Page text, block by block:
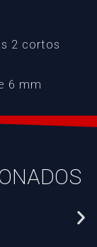
2 cortos
6 mm